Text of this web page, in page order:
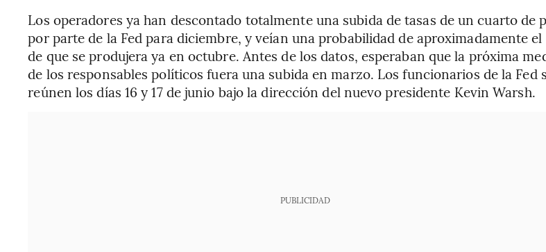
Los operadores ya han descontado totalmente una subida de tasas de un cuarto de
por parte de la Fed para diciembre, y veían una probabilidad de aproximadamente el
de que se produjera ya en octubre. Antes de los datos, esperaban que la próxima
de los responsables políticos fuera una subida en marzo. Los funcionarios de la Fed
reúnen los días 16 y 17 de junio bajo la dirección del nuevo presidente Kevin Warsh.
PUBLICIDAD